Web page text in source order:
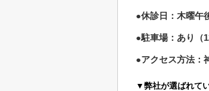
●休診日：木曜午
●駐車場：あり（
●アクセス方法：
▼弊社が選ばれて